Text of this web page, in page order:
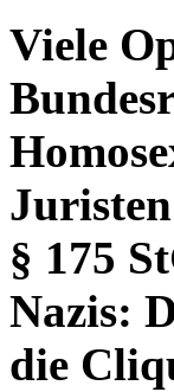
Viele
§ 175
Nazis:
die